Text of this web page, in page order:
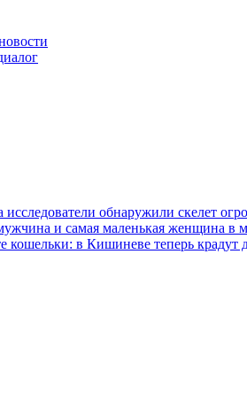
обнаружили скелет
и самая маленькая женщина в
кошельки: в Кишиневе теперь крадут